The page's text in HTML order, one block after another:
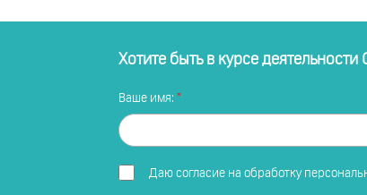
Хотите быть в курсе
Ваше имя:
Даю согласие на обработку